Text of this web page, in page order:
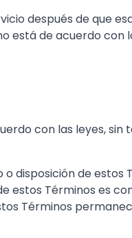
después de que
está de acuerdo con
con las leyes, sin
disposición de estos
estos Términos es
Términos